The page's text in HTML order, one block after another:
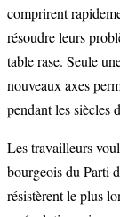
comprirent
résoudre leurs
table rase. Seule
nouveaux axes
pendant les siècles
Les travailleurs
bourgeois du Parti
résistèrent le plus